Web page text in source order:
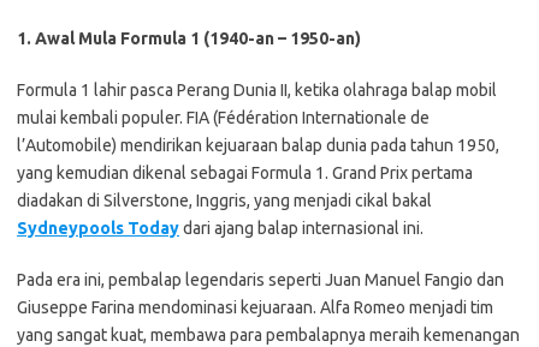
1. Awal Mula Formula 1 (1940-an – 1950-an)
Formula 1 lahir pasca Perang Dunia II, ketika olahraga balap mobil
mulai kembali populer. FIA (Fédération Internationale de
l’Automobile) mendirikan kejuaraan balap dunia pada tahun 1950,
yang kemudian dikenal sebagai Formula 1. Grand Prix pertama
diadakan di Silverstone, Inggris, yang menjadi cikal bakal
Sydneypools Todaydari ajang balap internasional ini.
Pada era ini, pembalap legendaris seperti Juan Manuel Fangio dan
Giuseppe Farina mendominasi kejuaraan. Alfa Romeo menjadi tim
yang sangat kuat, membawa para pembalapnya meraih kemenangan